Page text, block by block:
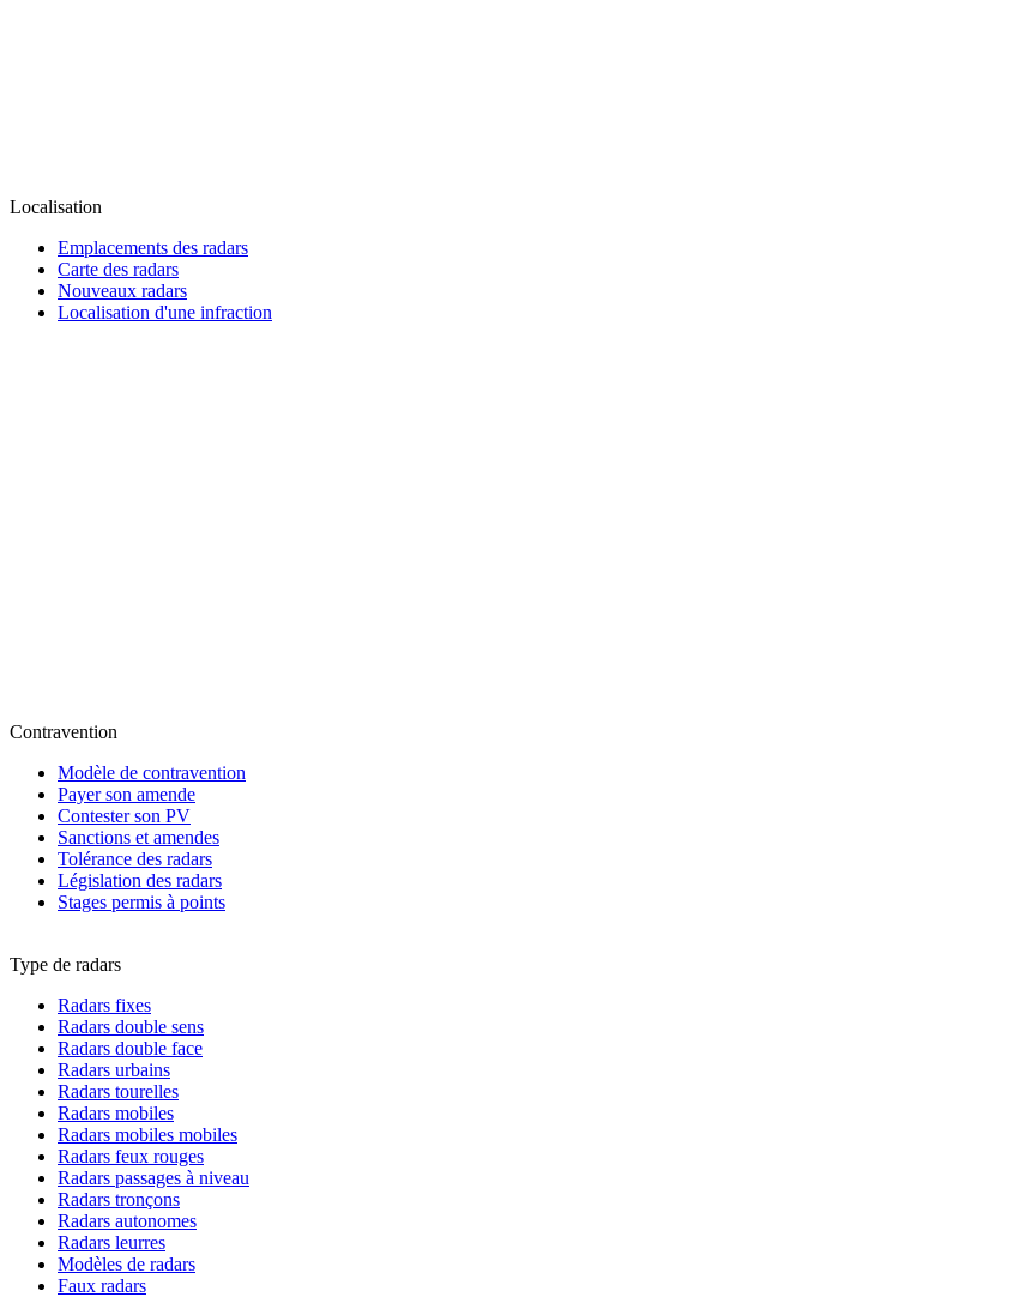
Localisation
Emplacements des radars
Carte des radars
Nouveaux radars
Localisation d'une infraction
Contravention
Modèle de contravention
Payer son amende
Contester son PV
Sanctions et amendes
Tolérance des radars
Législation des radars
Stages permis à points
Type de radars
Radars fixes
Radars double sens
Radars double face
Radars urbains
Radars tourelles
Radars mobiles
Radars mobiles mobiles
Radars feux rouges
Radars passages à niveau
Radars tronçons
Radars autonomes
Radars leurres
Modèles de radars
Faux radars